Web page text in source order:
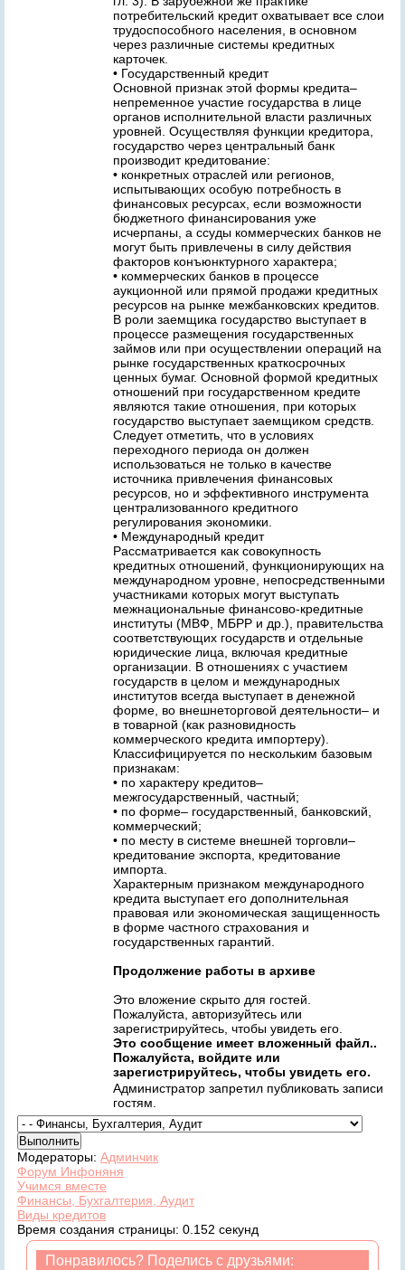
потребительский кредит охватывает все слои
трудоспособного населения, в основном
через различные системы кредитных
карточек.
• Государственный кредит
Основной признак этой формы кредита–
непременное участие государства в лице
органов исполнительной власти различных
уровней. Осуществляя функции кредитора,
государство через центральный банк
производит кредитование:
• конкретных отраслей или регионов,
испытывающих особую потребность в
финансовых ресурсах, если возможности
бюджетного финансирования уже
исчерпаны, а ссуды коммерческих банков не
могут быть привлечены в силу действия
факторов конъюнктурного характера;
• коммерческих банков в процессе
аукционной или прямой продажи кредитных
ресурсов на рынке межбанковских кредитов.
В роли заемщика государство выступает в
процессе размещения государственных
займов или при осуществлении операций на
рынке государственных краткосрочных
ценных бумаг. Основной формой кредитных
отношений при государственном кредите
являются такие отношения, при которых
государство выступает заемщиком средств.
Следует отметить, что в условиях
переходного периода он должен
использоваться не только в качестве
источника привлечения финансовых
ресурсов, но и эффективного инструмента
централизованного кредитного
регулирования экономики.
• Международный кредит
Рассматривается как совокупность
кредитных отношений, функционирующих на
международном уровне, непосредственными
участниками которых могут выступать
межнациональные финансово-кредитные
институты (МВФ, МБРР и др.), правительства
соответствующих государств и отдельные
юридические лица, включая кредитные
организации. В отношениях с участием
государств в целом и международных
институтов всегда выступает в денежной
форме, во внешнеторговой деятельности– и
в товарной (как разновидность
коммерческого кредита импортеру).
Классифицируется по нескольким базовым
признакам:
• по характеру кредитов–
межгосударственный, частный;
• по форме– государственный, банковский,
коммерческий;
• по месту в системе внешней торговли–
кредитование экспорта, кредитование
импорта.
Характерным признаком международного
кредита выступает его дополнительная
правовая или экономическая защищенность
в форме частного страхования и
государственных гарантий.
Продолжение работы в архиве
Это вложение скрыто для гостей.
Пожалуйста, авторизуйтесь или
зарегистрируйтесь, чтобы увидеть его.
Это сообщение имеет вложенный файл..
Пожалуйста, войдите или
зарегистрируйтесь, чтобы увидеть его.
Администратор запретил публиковать записи
гостям.
Модераторы: Админчик
Форум Инфоняня
Учимся вместе
Финансы, Бухгалтерия, Аудит
Виды кредитов
Время создания страницы: 0.152 секунд
Понравилось? Поделись с друзьями: